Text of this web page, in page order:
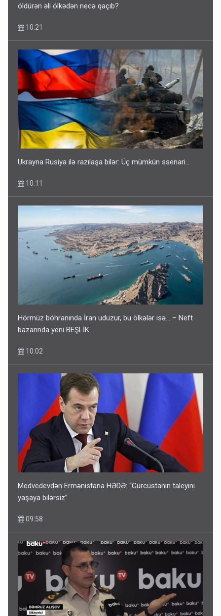
öldürən əli ölkədən necə qaçıb?
10:21
Ukrayna Rusiya ilə razılaşa bilər: Üç mümkün ssenari...
10:11
Hörmüz böhranında İran uduzur, bu ölkələr isə... – Neft
bazarında yeni BEŞLİK
10:02
Medvedevdən Ermənistana HƏDƏ: “Gürcüstanın taleyini
yaşaya bilərsiz”
09:58